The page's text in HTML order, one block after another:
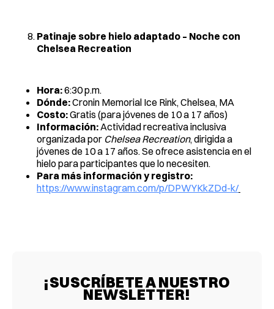
Patinaje sobre hielo adaptado – Noche con
Chelsea Recreation
Hora:6:30 p.m.
Dónde:Cronin Memorial Ice Rink, Chelsea, MA
Costo:Gratis (para jóvenes de 10 a 17 años)
Información:Actividad recreativa inclusiva
organizada por Chelsea Recreation, dirigida a
jóvenes de 10 a 17 años. Se ofrece asistencia en el
hielo para participantes que lo necesiten.
Para más información y registro:
https://www.instagram.com/p/DPWYKkZDd-k/
¡SUSCRÍBETE A NUESTRO
NEWSLETTER!